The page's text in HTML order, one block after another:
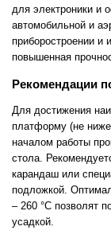
для электроники и
автомобильной и
приборостроении и
повышенная
Рекомендации
Для достижения
платформу (не
началом работы
стола.
карандаш или
подложкой.
– 260 °C позволят
усадкой.